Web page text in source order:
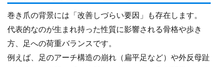
巻き爪の背景には「改善しづらい要因」も存在します。
代表的なのが生まれ持った性質に影響される骨格や歩き
方、足への荷重バランスです。
例えば、足のアーチ構造の崩れ（扁平足など）や外反母趾